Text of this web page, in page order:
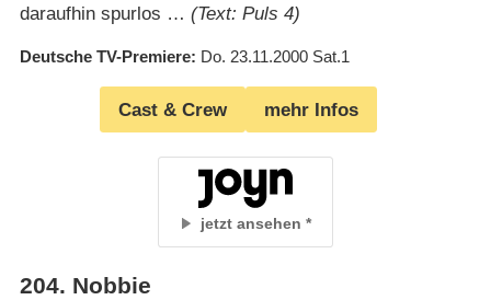
daraufhin spurlos … (Text: Puls 4)
Deutsche TV-Premiere Do. 23.11.2000 Sat.1
Cast & Crew mehr Infos
jetzt ansehen
204. Nobbie